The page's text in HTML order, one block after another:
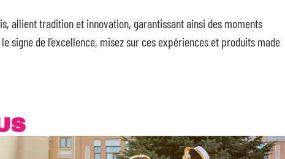
allient tradition et innovation, garantissant ainsi des moments
signe de l’excellence, misez sur ces expériences et produits made